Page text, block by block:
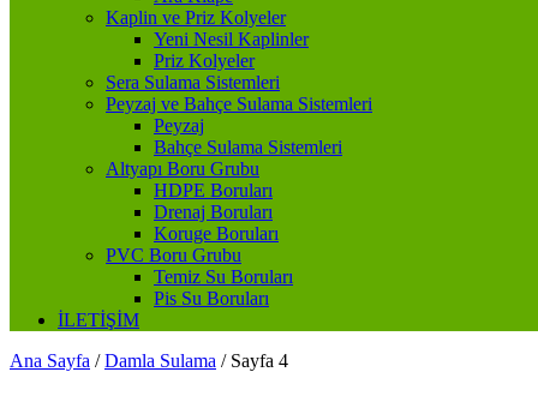
Kaplin ve Priz Kolyeler
Yeni Nesil Kaplinler
Priz Kolyeler
Sera Sulama Sistemleri
Peyzaj ve Bahçe Sulama Sistemleri
Peyzaj
Bahçe Sulama Sistemleri
Altyapı Boru Grubu
HDPE Boruları
Drenaj Boruları
Koruge Boruları
PVC Boru Grubu
Temiz Su Boruları
Pis Su Boruları
İLETİŞİM
Ana Sayfa / Damla Sulama /Sayfa 4